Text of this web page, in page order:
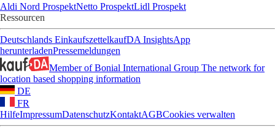
Aldi Nord ProspektNetto ProspektLidl Prospekt
Ressourcen
Deutschlands EinkaufszettelkaufDA InsightsApp
herunterladenPressemeldungen
Member of Bonial International Group The network for
location based shopping information
DE
FR
HilfeImpressumDatenschutzKontaktAGBCookies verwalten